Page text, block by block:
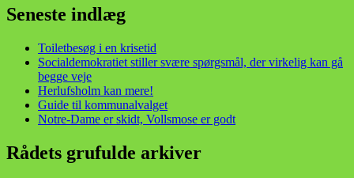
Seneste indlæg
Toiletbesøg i en krisetid
Socialdemokratiet stiller svære spørgsmål, der virkelig kan gå
begge veje
Herlufsholm kan mere!
Guide til kommunalvalget
Notre-Dame er skidt, Vollsmose er godt
Rådets grufulde arkiver